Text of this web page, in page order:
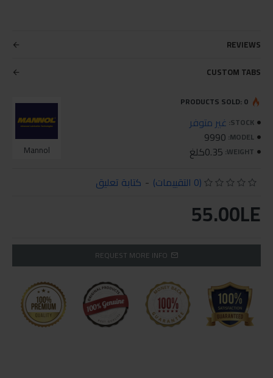
REVIEWS
CUSTOM TABS
STOCK: غير متوفر
MODEL:
9990
WEIGHT: 0.35كلغ Mannol
PRODUCTS SOLD: 0
(0 التقييمات) - كتابة تعليق
55.00LE
REQUEST MORE INFO